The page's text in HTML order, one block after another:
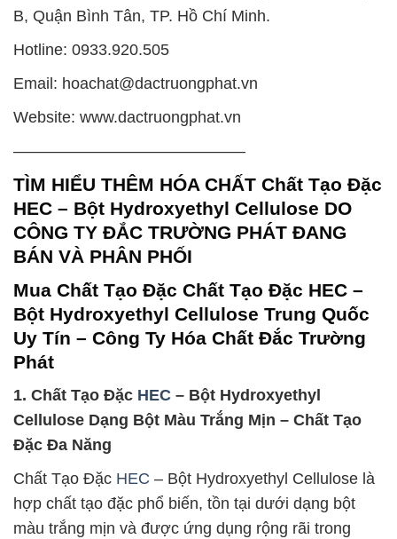
B, Quận Bình Tân, TP. Hồ Chí Minh.
Hotline: 0933.920.505
Email: hoachat@dactruongphat.vn
Website: www.dactruongphat.vn
——————————————–
TÌM HIỂU THÊM HÓA CHẤT Chất Tạo Đặc
HEC – Bột Hydroxyethyl Cellulose DO
CÔNG TY ĐẮC TRƯỜNG PHÁT ĐANG
BÁN VÀ PHÂN PHỐI
Mua Chất Tạo Đặc Chất Tạo Đặc HEC –
Bột Hydroxyethyl Cellulose Trung Quốc
Uy Tín – Công Ty Hóa Chất Đắc Trường
Phát
1. Chất Tạo Đặc HEC – Bột Hydroxyethyl
Cellulose Dạng Bột Màu Trắng Mịn – Chất Tạo
Đặc Đa Năng
Chất Tạo Đặc HEC – Bột Hydroxyethyl Cellulose là
hợp chất tạo đặc phổ biến, tồn tại dưới dạng bột
màu trắng mịn và được ứng dụng rộng rãi trong